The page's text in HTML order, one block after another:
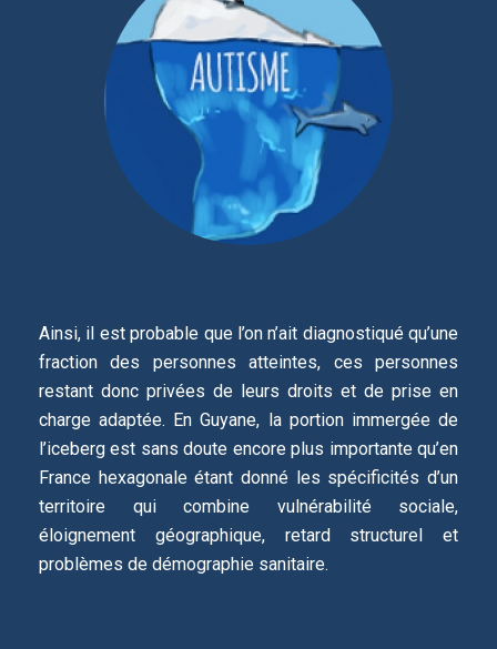
Ainsi, il est probable que l’on n’ait diagnostiqué qu’une
fraction des personnes atteintes, ces personnes
restant donc privées de leurs droits et de prise en
charge adaptée. En Guyane, la portion immergée de
l’iceberg est sans doute encore plus importante qu’en
France hexagonale étant donné les spécificités d’un
territoire qui combine vulnérabilité sociale,
éloignement géographique, retard structurel et
problèmes de démographie sanitaire.